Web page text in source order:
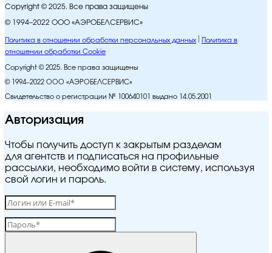
Copyright © 2025. Все права защищены
© 1994–2022 ООО «АЭРОБЕЛСЕРВИС»
Политика в отношении обработки персональных данных
Политика в
отношении обработки Cookie
Copyright © 2025. Все права защищены
© 1994–2022 ООО «АЭРОБЕЛСЕРВИС»
Свидетельство о регистрации № 100640101 выдано 14.05.2001
Авторизация
Чтобы получить доступ к закрытым разделам
для агентств и подписаться на профильные
рассылки, необходимо войти в систему, используя
свой логин и пароль.